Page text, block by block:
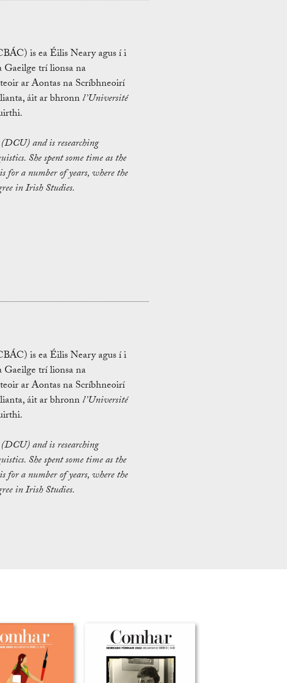
is ea Éilis Neary agus í i
trí lionsa na
ar Aontas na Scríbhneoirí
áit ar bhronnl’Université
and is researching
She spent some time as the
for a number of years, where the
in Irish Studies.
is ea Éilis Neary agus í i
trí lionsa na
ar Aontas na Scríbhneoirí
áit ar bhronnl’Université
and is researching
She spent some time as the
for a number of years, where the
in Irish Studies.